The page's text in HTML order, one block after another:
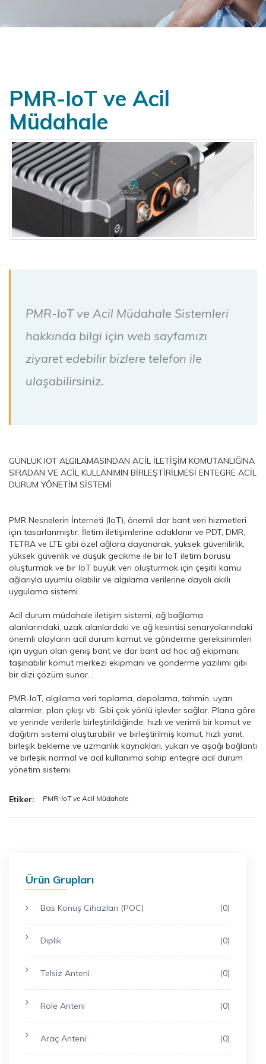
PMR-IoT ve Acil
Müdahale
PMR-IoT ve Acil Müdahale Sistemleri
hakkında bilgi için web sayfamızı
ziyaret edebilir bizlere telefon ile
ulaşabilirsiniz.
GÜNLÜK IOT ALGILAMASINDAN ACİL İLETİŞİM KOMUTANLIĞINA
SIRADAN VE ACİL KULLANIMIN BİRLEŞTİRİLMESİ ENTEGRE ACİL
DURUM YÖNETİM SİSTEMİ
PMR Nesnelerin İnterneti (IoT), önemli dar bant veri hizmetleri
için tasarlanmıştır. İletim iletişimlerine odaklanır ve PDT, DMR,
TETRA ve LTE gibi özel ağlara dayanarak, yüksek güvenilirlik,
yüksek güvenlik ve düşük gecikme ile bir IoT iletim borusu
oluşturmak ve bir IoT büyük veri oluşturmak için çeşitli kamu
ağlarıyla uyumlu olabilir ve algılama verilerine dayalı akıllı
uygulama sistemi.
Acil durum müdahale iletişim sistemi, ağ bağlama
alanlarındaki, uzak alanlardaki ve ağ kesintisi senaryolarındaki
önemli olayların acil durum komut ve gönderme gereksinimleri
için uygun olan geniş bant ve dar bant ad hoc ağ ekipmanı,
taşınabilir komut merkezi ekipmanı ve gönderme yazılımı gibi
bir dizi çözüm sunar. .
PMR-IoT, algılama veri toplama, depolama, tahmin, uyarı,
alarmlar, plan çıkışı vb. Gibi çok yönlü işlevler sağlar. Plana göre
ve yerinde verilerle birleştirildiğinde, hızlı ve verimli bir komut ve
dağıtım sistemi oluşturabilir ve birleştirilmiş komut, hızlı yanıt,
birleşik bekleme ve uzmanlık kaynakları, yukarı ve aşağı bağlantı
ve birleşik normal ve acil kullanıma sahip entegre acil durum
yönetim sistemi.
Etiker: PMR-IoT ve Acil Müdahale
Ürün Grupları
Bas Konuş Cihazları (POC) (0)
Diplik (0)
Telsiz Anteni (0)
Röle Anteni (0)
Araç Anteni (0)